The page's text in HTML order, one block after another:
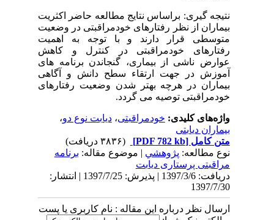
نتیجه گیری: براساس نتایج مطالعه حاضر اکثریت
بیماران از نظر رفتارهای خودمراقبتی در وضعیت
متوسطی قرار دارند و با توجه به اهمیت
رفتارهای خودمراقبتی در کنترل و کاهش
عوارض ناشی از بیماری، گنجاندن برنامه های
آموزش در جهت ارتقاء سطح دانش و آگاهی
بیماران در هرچه بهتر شدن وضعیت رفتارهای
خودمراقبتی توصیه می گردد.
واژه‌های کلیدی:خودمراقبتی،دیابت نوع دو،
بیماران دیابتی
متن کامل[PDF 782 kb]
نوع مطالعه:پژوهشي| موضوع مقاله:برنامه
مراقبتی پرستاری دیابت
دریافت: 1397/3/6 | پذیرش: 1397/7/25 | انتشار:
1397/7/30
ارسال نظر درباره این مقاله : نام کاربری یا پست